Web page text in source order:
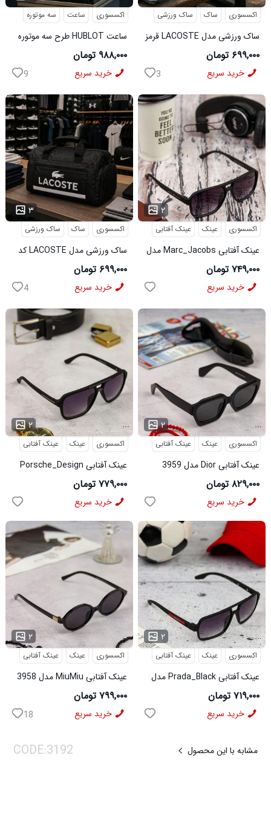
اکسسوری ساعت سه موتوره
ساعت HUBLOT طرح سه موتوره
سورمه ای کد 6559
۹۸۸,۰۰۰ تومان
خرید سریع 9
اکسسوری ساک ساک ورزشی
ساک ورزشی مدل LACOSTE قرمز
کد6567
۶۹۹,۰۰۰ تومان
خرید سریع 3
۳ ...
اکسسوری ساک ساک ورزشی
ساک ورزشی مدل LACOSTE کد
6566
۶۹۹,۰۰۰ تومان
خرید سریع 4
۲ ...
اکسسوری عینک عینک آفتابی
عینک آفتابی Marc_Jacobs مدل
3956
۷۴۹,۰۰۰ تومان
خرید سریع
۲ ...
اکسسوری عینک عینک آفتابی
عینک آفتابی Porsche_Design
مدل 3960
۷۷۹,۰۰۰ تومان
خرید سریع
۲ ...
اکسسوری عینک عینک آفتابی
عینک آفتابی Dior مدل 3959
۸۲۹,۰۰۰ تومان
خرید سریع
۲ ...
اکسسوری عینک عینک آفتابی
عینک آفتابی MiuMiu مدل 3958
۷۹۹,۰۰۰ تومان
خرید سریع 18
۲ ...
اکسسوری عینک عینک آفتابی
عینک آفتابی Prada_Black مدل
3957
۷۱۹,۰۰۰ تومان
خرید سریع
مشابه با این محصول